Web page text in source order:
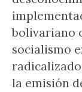
bolivariano
socialismo
la emisión